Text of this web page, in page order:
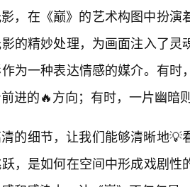
，在《巅》的艺术构图中扮
的精妙处理，为画面注入了
为一种表达情感的媒介。有
进的🔥方向；有时，一片幽暗
的细节，让我们能够清晰地
，是如何在空间中形成戏剧